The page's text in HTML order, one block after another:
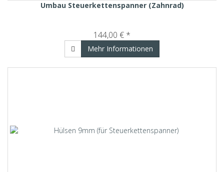
Umbau Steuerkettenspanner (Zahnrad)
144,00 € *
Mehr Informationen